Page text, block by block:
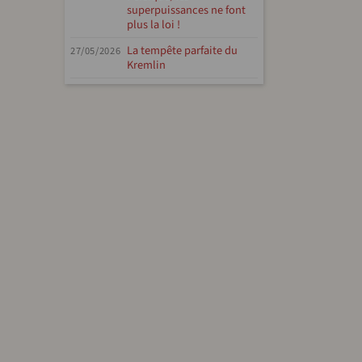
superpuissances ne font
plus la loi !
27/05/2026 La tempête parfaite du
Kremlin